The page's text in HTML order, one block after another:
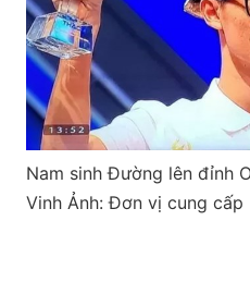
Nam sinh Đường lên đỉnh
Vinh Ảnh: Đơn vị cung cấp